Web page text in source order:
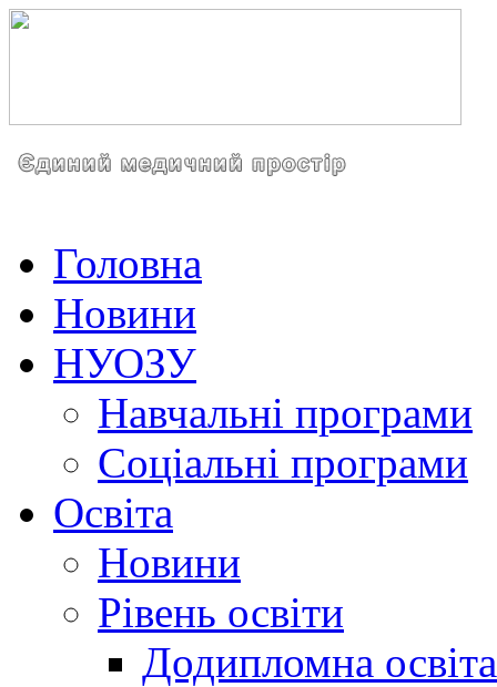
Головна
Новини
НУОЗУ
Навчальні програми
Соціальні програми
Освіта
Новини
Рівень освіти
Додипломна освіта